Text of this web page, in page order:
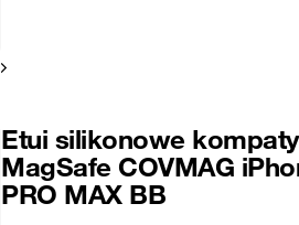
Pokaż następny
Etui silikonowe
MagSafe COVMAG
PRO MAX BB